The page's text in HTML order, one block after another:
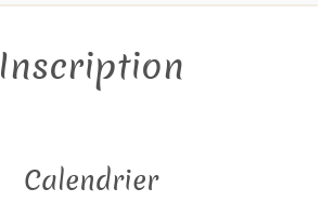
Inscription
Calendrier